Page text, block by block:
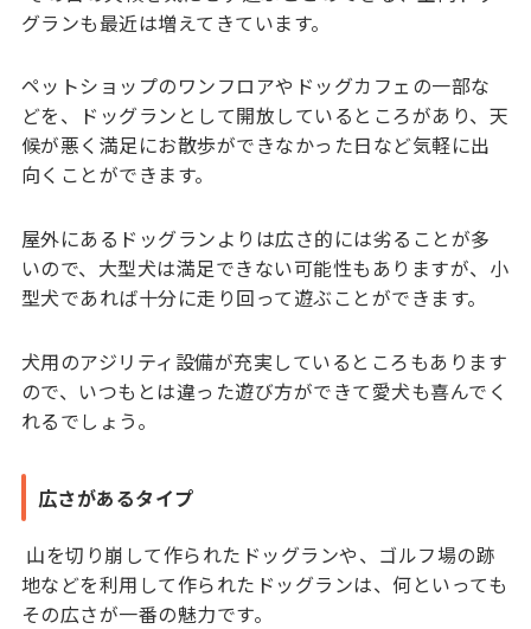
グランも最近は増えてきています。
ペットショップのワンフロアやドッグカフェの一部な
どを、ドッグランとして開放しているところがあり、天
候が悪く満足にお散歩ができなかった日など気軽に出
向くことができます。
屋外にあるドッグランよりは広さ的には劣ることが多
いので、大型犬は満足できない可能性もありますが、小
型犬であれば十分に走り回って遊ぶことができます。
犬用のアジリティ設備が充実しているところもあります
ので、いつもとは違った遊び方ができて愛犬も喜んでく
れるでしょう。
広さがあるタイプ
山を切り崩して作られたドッグランや、ゴルフ場の跡
地などを利用して作られたドッグランは、何といっても
その広さが一番の魅力です。